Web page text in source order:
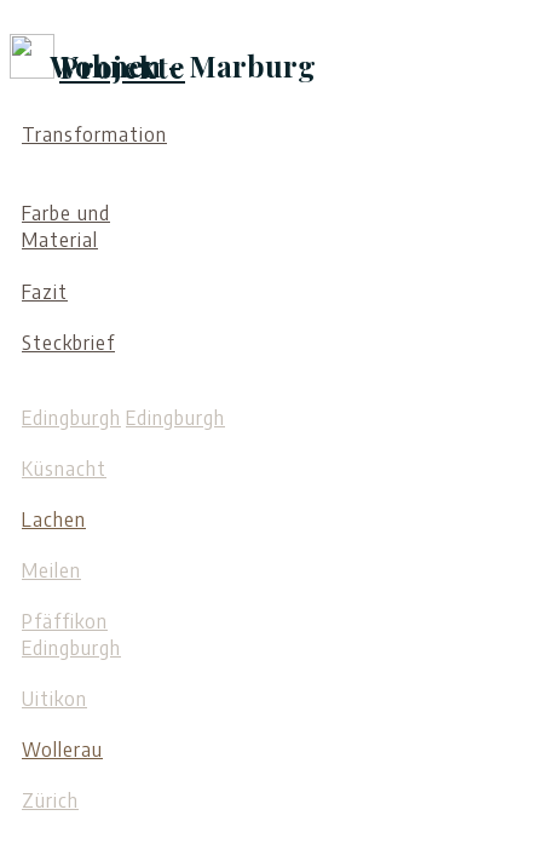
Projekte
Wohnen - Marburg
Transformation
Farbe und
Material
Fazit
Steckbrief
Edingburgh Edingburgh
Küsnacht
Lachen
Meilen
Pfäffikon
Edingburgh
Uitikon
Wollerau
Zürich